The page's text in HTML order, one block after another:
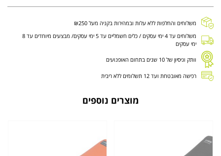
משלוחים והחלפות ללא עלות ובמהירות בקניה מעל ₪250
משלוחים עד 4 ימי עסקים / כלים חשמליים עד 5 ימי עסקים/ מבצעים מיוחדים עד 8
ימי עסקים
וותק וניסיון של 10 שנים בתחום האופנועים
רכישה מאובטחת ועד 12 תשלומים ללא ריבית
מוצרים נוספים